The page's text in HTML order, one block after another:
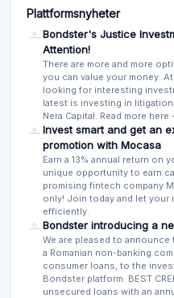
Plattformsnyheter
Bondster's Justice
Attention!
There are more and more
you can value your money.
looking for interesting
latest is investing in
Nera Capital. Read more
Invest smart and get an
promotion with Mocasa
Earn a 13% annual return on
unique opportunity to earn
promising fintech company
only! Join today and let your
efficiently.
Bondster introducing a
We are pleased to announce
a Romanian non-banking
consumer loans, to the
Bondster platform. BEST
unsecured loans with an